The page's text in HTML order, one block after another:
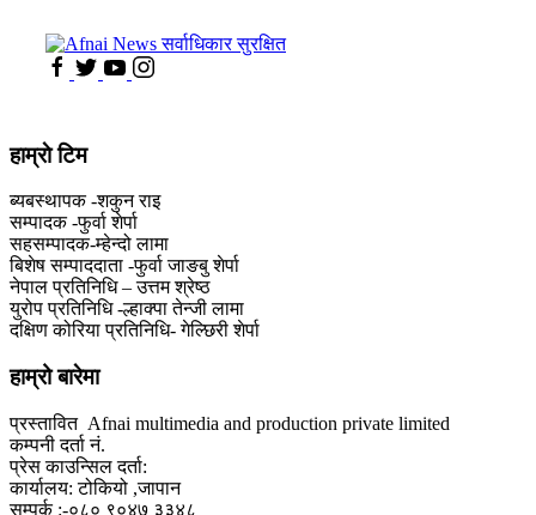
हाम्राे टिम
ब्यबस्थापक -शकुन राइ
सम्पादक -फुर्वा शेर्पा
सहसम्पादक-म्हेन्दो लामा
‍बिशेष सम्पाददाता -फुर्वा जा‌ङबु शेर्पा
नेपाल प्रतिनिधि – उत्तम श्रेष्ठ
युरोप प्रतिनिधि -ल्हाक्पा तेन्जी लामा
दक्षिण कोरिया प्रतिनिधि- गेल्छिरी शेर्पा
हाम्रो बारेमा
प्रस्तावित Afnai multimedia and production private limited
कम्पनी दर्ता नं.
प्रेस काउन्सिल दर्ता:
कार्यालय: टोकियो ,जापान
सम्पर्क :-०८० ९०४७ ३३४८